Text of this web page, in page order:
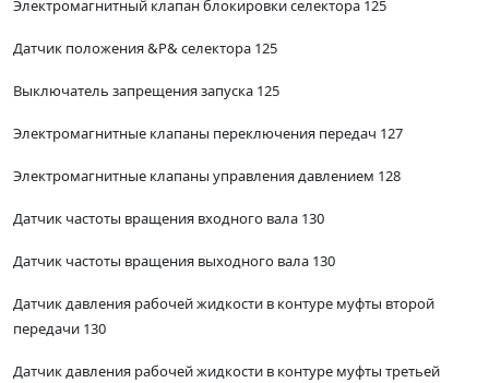
Электромагнитный клапан блокировки селектора 125
Датчик положения &Р& селектора 125
Выключатель запрещения запуска 125
Электромагнитные клапаны переключения передач 127
Электромагнитные клапаны управления давлением 128
Датчик частоты вращения входного вала 130
Датчик частоты вращения выходного вала 130
Датчик давления рабочей жидкости в контуре муфты второй
передачи 130
Датчик давления рабочей жидкости в контуре муфты третьей